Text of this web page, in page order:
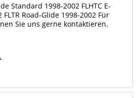
Standard 1998-2002 FLHTC E-
Road-Glide 1998-2002 Für
Sie uns gerne kontaktieren.